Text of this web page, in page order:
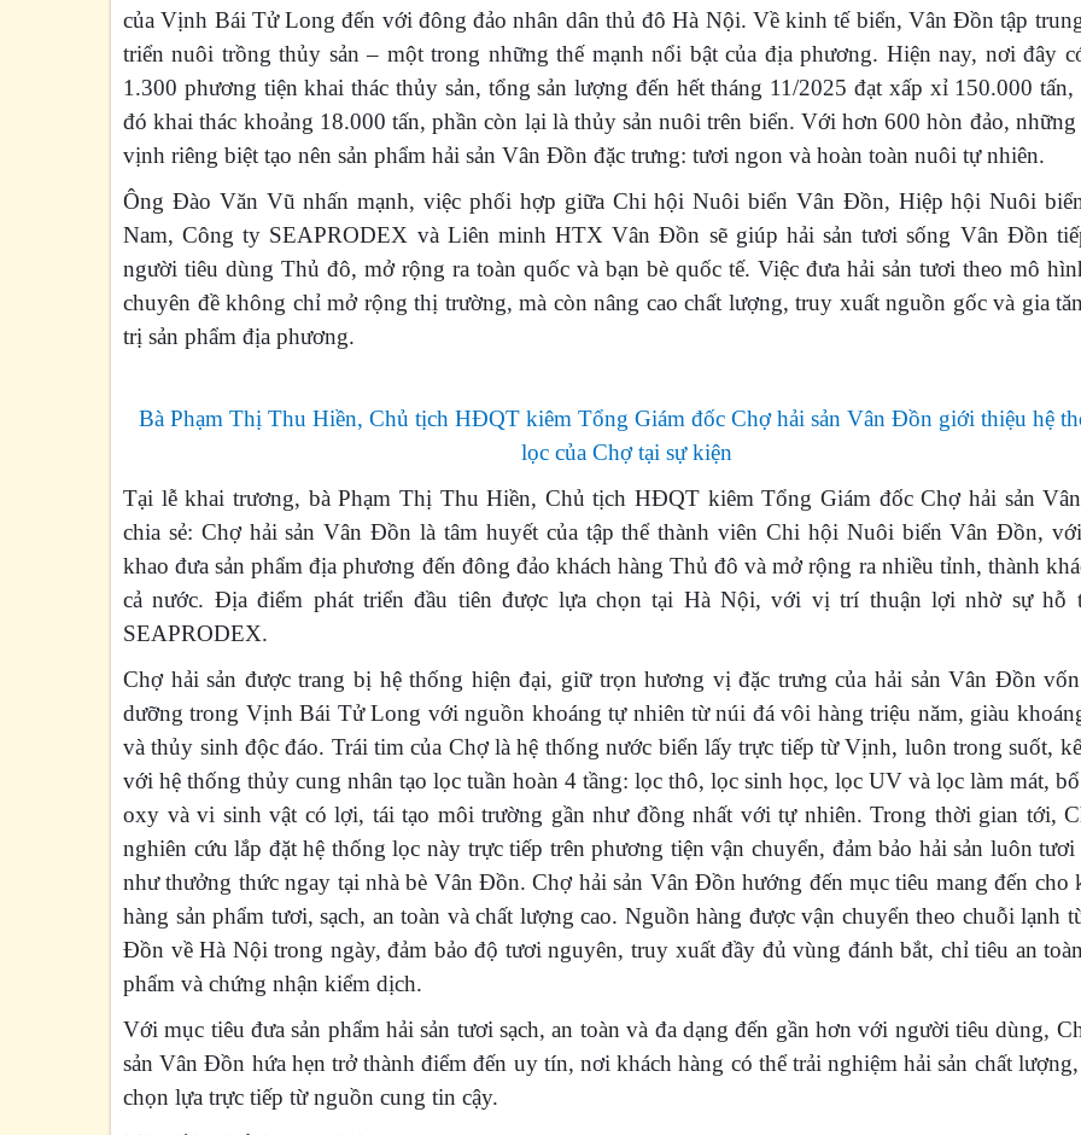
của Vịnh Bái Tử Long đến với đông đảo nhân dân thủ đô Hà Nội. Về kinh tế biển, Vân Đồn tập
triển nuôi trồng thủy sản – một trong những thế mạnh nổi bật của địa phương. Hiện nay, nơi đây
1.300 phương tiện khai thác thủy sản, tổng sản lượng đến hết tháng 11/2025 đạt xấp xỉ 150.000 tấn,
đó khai thác khoảng 18.000 tấn, phần còn lại là thủy sản nuôi trên biển. Với hơn 600 hòn đảo,
vịnh riêng biệt tạo nên sản phẩm hải sản Vân Đồn đặc trưng: tươi ngon và hoàn toàn nuôi tự nhiên.
Ông Đào Văn Vũ nhấn mạnh, việc phối hợp giữa Chi hội Nuôi biển Vân Đồn, Hiệp hội Nuôi
Nam, Công ty SEAPRODEX và Liên minh HTX Vân Đồn sẽ giúp hải sản tươi sống Vân Đồn
người tiêu dùng Thủ đô, mở rộng ra toàn quốc và bạn bè quốc tế. Việc đưa hải sản tươi theo mô
chuyên đề không chỉ mở rộng thị trường, mà còn nâng cao chất lượng, truy xuất nguồn gốc và gia
trị sản phẩm địa phương.
Bà Phạm Thị Thu Hiền, Chủ tịch HĐQT kiêm Tổng Giám đốc Chợ hải sản Vân Đồn giới thiệu hệ
lọc của Chợ tại sự kiện
Tại lễ khai trương, bà Phạm Thị Thu Hiền, Chủ tịch HĐQT kiêm Tổng Giám đốc Chợ hải sản
chia sẻ: Chợ hải sản Vân Đồn là tâm huyết của tập thể thành viên Chi hội Nuôi biển Vân Đồn,
khao đưa sản phẩm địa phương đến đông đảo khách hàng Thủ đô và mở rộng ra nhiều tỉnh, thành
cả nước. Địa điểm phát triển đầu tiên được lựa chọn tại Hà Nội, với vị trí thuận lợi nhờ sự hỗ
SEAPRODEX.
Chợ hải sản được trang bị hệ thống hiện đại, giữ trọn hương vị đặc trưng của hải sản Vân Đồn
dưỡng trong Vịnh Bái Tử Long với nguồn khoáng tự nhiên từ núi đá vôi hàng triệu năm, giàu
và thủy sinh độc đáo. Trái tim của Chợ là hệ thống nước biển lấy trực tiếp từ Vịnh, luôn trong suốt,
với hệ thống thủy cung nhân tạo lọc tuần hoàn 4 tầng: lọc thô, lọc sinh học, lọc UV và lọc làm mát,
oxy và vi sinh vật có lợi, tái tạo môi trường gần như đồng nhất với tự nhiên. Trong thời gian tới,
nghiên cứu lắp đặt hệ thống lọc này trực tiếp trên phương tiện vận chuyển, đảm bảo hải sản luôn tươi
như thưởng thức ngay tại nhà bè Vân Đồn. Chợ hải sản Vân Đồn hướng đến mục tiêu mang đến cho
hàng sản phẩm tươi, sạch, an toàn và chất lượng cao. Nguồn hàng được vận chuyển theo chuỗi lạnh
Đồn về Hà Nội trong ngày, đảm bảo độ tươi nguyên, truy xuất đầy đủ vùng đánh bắt, chỉ tiêu an
phẩm và chứng nhận kiểm dịch.
Với mục tiêu đưa sản phẩm hải sản tươi sạch, an toàn và đa dạng đến gần hơn với người tiêu dùng,
sản Vân Đồn hứa hẹn trở thành điểm đến uy tín, nơi khách hàng có thể trải nghiệm hải sản chất
chọn lựa trực tiếp từ nguồn cung tin cậy.